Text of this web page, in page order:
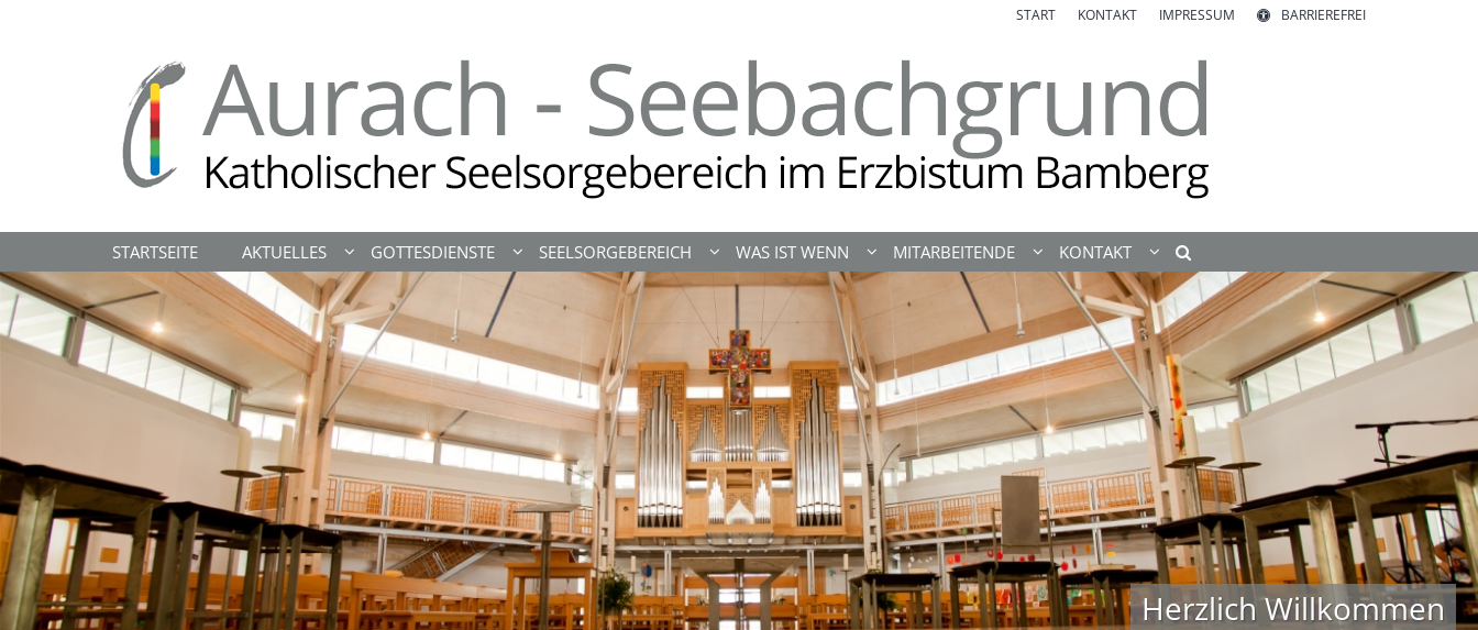
START KONTAKT IMPRESSUM BARRIEREFREI
STARTSEITE AKTUELLES GOTTESDIENSTE SEELSORGEBEREICH WAS IST WENN MITARBEITENDE KONTAKT
Herzlich Willkommen